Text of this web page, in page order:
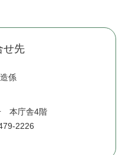
せ先
係
本庁舎4階
2226